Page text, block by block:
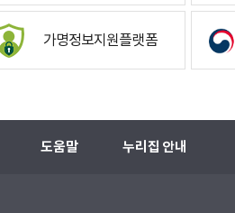
가명정보지원플랫폼
도움말 누리집 안내